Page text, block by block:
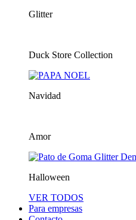
Glitter
Duck Store Collection
Navidad
Amor
Halloween
VER TODOS
Para empresas